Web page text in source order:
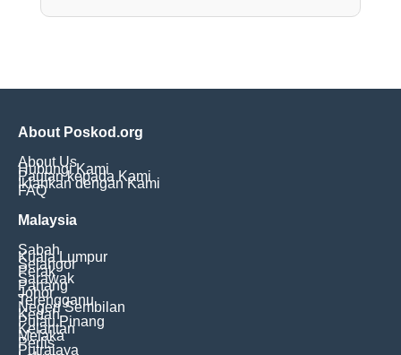
About Poskod.org
About Us
Hubungi Kami
Pautan kepada Kami
Iklankan dengan Kami
FAQ
Malaysia
Sabah
Kuala Lumpur
Selangor
Perak
Sarawak
Pahang
Johor
Terengganu
Negeri Sembilan
Kedah
Pulau Pinang
Kelantan
Melaka
Perlis
Putrajaya